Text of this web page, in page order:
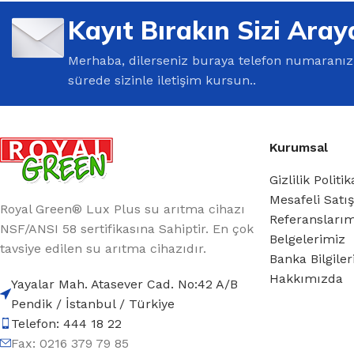
Ev tipi su arıtma cihazları
Satınal
Kayıt Bırakın Sizi
Merhaba, dilerseniz buraya telefon
sürede sizinle iletişim kursun..
Royal Green® Lux Plus su arıtma cihazı
NSF/ANSI 58 sertifikasına Sahiptir. En çok
tavsiye edilen su arıtma cihazıdır.
Yayalar Mah. Atasever Cad. No:42 A/B
Pendik / İstanbul / Türkiye
Telefon: 444 18 22
Fax: 0216 379 79 85
Kurumsal
Gizlilik
Mesafeli
Belgelerimiz
Banka
Hakkımızda